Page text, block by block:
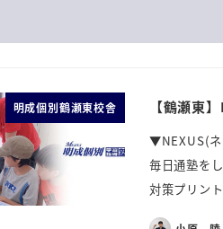
明成個別鶴瀬東校舎 【鶴瀬東
▼NEXUS(ネ
毎日通塾を
対策プリン